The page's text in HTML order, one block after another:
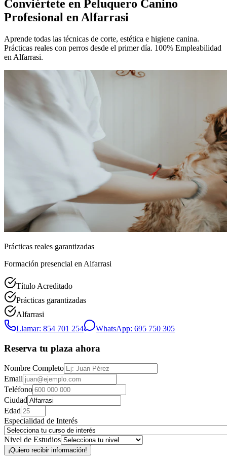
Conviértete en Peluquero Canino
Profesional en Alfarrasi
Aprende todas las técnicas de corte, estética e higiene canina.
Prácticas reales con perros desde el primer día. 100% Empleabilidad
en Alfarrasi.
Prácticas reales garantizadas
Formación presencial en Alfarrasi
Título Acreditado
Prácticas garantizadas
Alfarrasi
Llamar: 854 701 254
WhatsApp: 695 750 305
Reserva tu plaza ahora
Nombre Completo
Email
Teléfono
Ciudad
Edad
Especialidad de Interés
Nivel de Estudios
¡Quiero recibir información!